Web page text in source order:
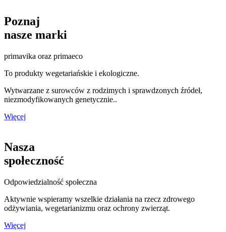
Poznaj
nasze marki
primavika oraz primaeco
To produkty wegetariańskie i ekologiczne.
Wytwarzane z surowców z rodzimych i sprawdzonych źródeł,
niezmodyfikowanych genetycznie..
Więcej
Nasza
społeczność
Odpowiedzialność społeczna
Aktywnie wspieramy wszelkie działania na rzecz zdrowego
odżywiania, wegetarianizmu oraz ochrony zwierząt.
Więcej